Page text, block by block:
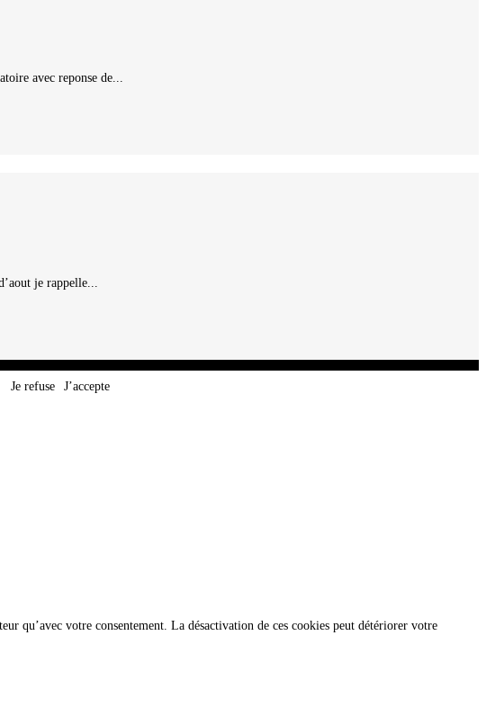
avec reponse de...
je rappelle...
Je refuse J’accepte
qu’avec votre consentement. La désactivation de ces cookies peut détériorer votre